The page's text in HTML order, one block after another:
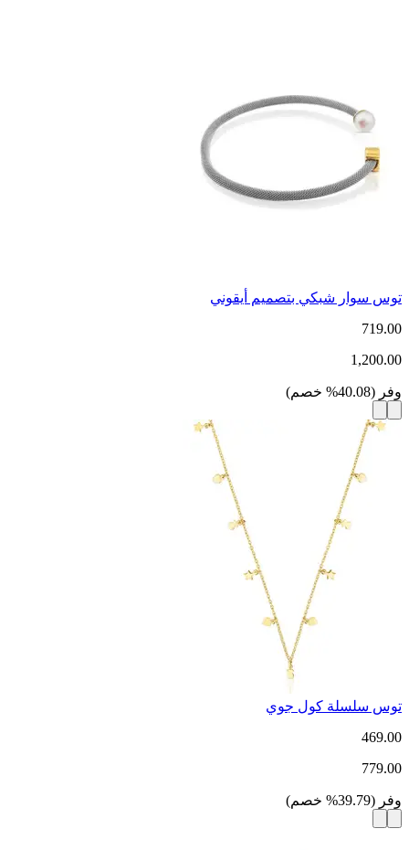
توس سوار شبكي بتصميم أيقوني
719.00
1,200.00
وفر (
40.08
% خصم)
توس سلسلة كول جوي
469.00
779.00
وفر (
39.79
% خصم)